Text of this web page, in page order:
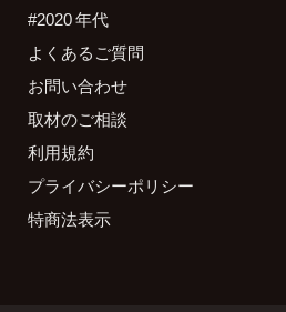
#2020 年代
よくあるご質問
お問い合わせ
取材のご相談
利用規約
プライバシーポリシー
特商法表示